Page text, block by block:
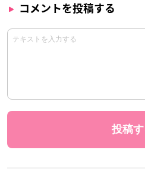
コメントを投稿する